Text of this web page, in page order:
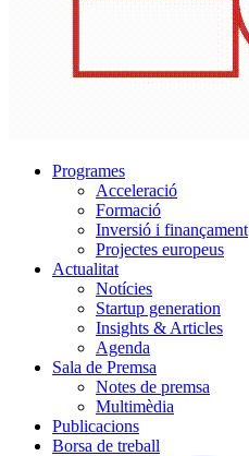
Programes
Acceleració
Formació
Inversió i finançament
Projectes europeus
Actualitat
Notícies
Startup generation
Insights & Articles
Agenda
Sala de Premsa
Notes de premsa
Multimèdia
Publicacions
Borsa de treball